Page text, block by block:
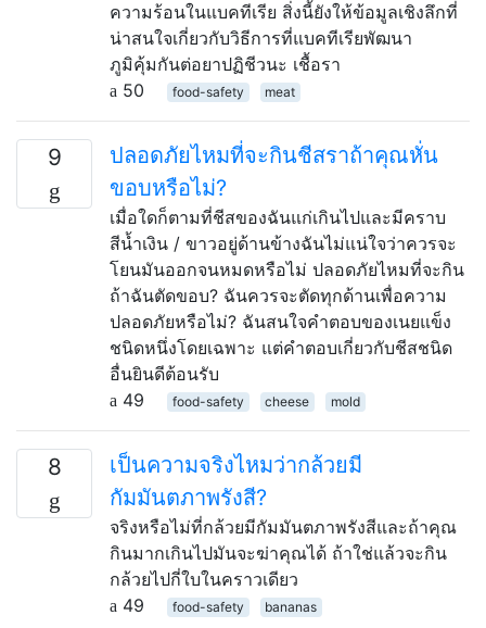
ความร้อนในแบคทีเรีย สิ่งนี้ยังให้ข้อมูลเชิงลึกที่
น่าสนใจเกี่ยวกับวิธีการที่แบคทีเรียพัฒนา
ภูมิคุ้มกันต่อยาปฏิชีวนะ เชื้อรา
50
food-safety meat
9
ปลอดภัยไหมที่จะกินชีสราถ้าคุณหั่น
ขอบหรือไม่?
เมื่อใดก็ตามที่ชีสของฉันแก่เกินไปและมีคราบ
สีน้ำเงิน / ขาวอยู่ด้านข้างฉันไม่แน่ใจว่าควรจะ
โยนมันออกจนหมดหรือไม่ ปลอดภัยไหมที่จะกิน
ถ้าฉันตัดขอบ? ฉันควรจะตัดทุกด้านเพื่อความ
ปลอดภัยหรือไม่? ฉันสนใจคำตอบของเนยแข็ง
ชนิดหนึ่งโดยเฉพาะ แต่คำตอบเกี่ยวกับชีสชนิด
อื่นยินดีต้อนรับ
49
food-safety cheese mold
8
เป็นความจริงไหมว่ากล้วยมี
กัมมันตภาพรังสี?
จริงหรือไม่ที่กล้วยมีกัมมันตภาพรังสีและถ้าคุณ
กินมากเกินไปมันจะฆ่าคุณได้ ถ้าใช่แล้วจะกิน
กล้วยไปกี่ใบในคราวเดียว
49
food-safety bananas